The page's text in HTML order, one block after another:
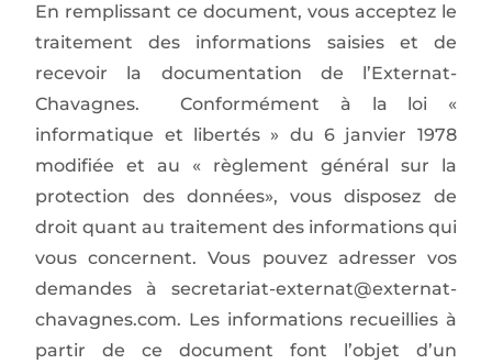
En remplissant ce document, vous acceptez le
traitement des informations saisies et de
recevoir la documentation de l’Externat-
Chavagnes. Conformément à la loi «
informatique et libertés » du 6 janvier 1978
modifiée et au « règlement général sur la
protection des données», vous disposez de
droit quant au traitement des informations qui
vous concernent. Vous pouvez adresser vos
demandes à secretariat-externat@externat-
chavagnes.com. Les informations recueillies à
partir de ce document font l’objet d’un